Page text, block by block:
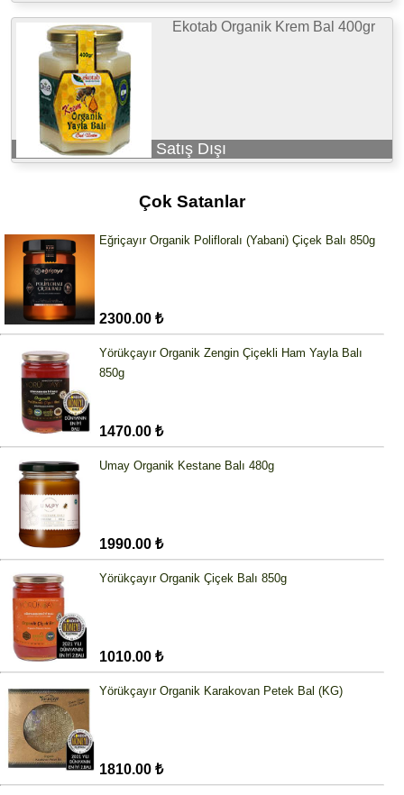
Ekotab Organik Krem Bal 400gr
Satış Dışı
Çok Satanlar
Eğriçayır Organik Polifloralı (Yabani) Çiçek Balı 850g
2300.00 ₺
Yörükçayır Organik Zengin Çiçekli Ham Yayla Balı
850g
1470.00 ₺
Umay Organik Kestane Balı 480g
1990.00 ₺
Yörükçayır Organik Çiçek Balı 850g
1010.00 ₺
Yörükçayır Organik Karakovan Petek Bal (KG)
1810.00 ₺